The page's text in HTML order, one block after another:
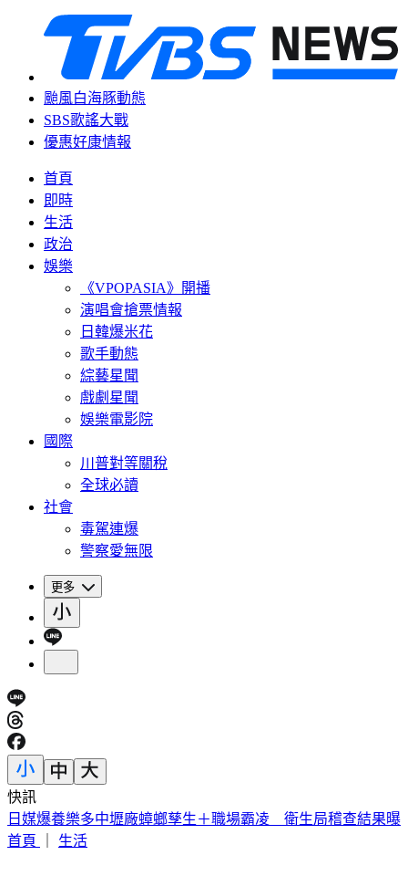
颱風白海豚動態
SBS歌謠大戰
優惠好康情報
首頁
即時
生活
政治
娛樂
《VPOPASIA》開播
演唱會搶票情報
日韓爆米花
歌手動態
綜藝星聞
戲劇星聞
娛樂電影院
國際
川普對等關稅
全球必讀
社會
毒駕連爆
警察愛無限
更多
快訊
白海豚颱風沒登陸為何風雨狂灌北台？吳聖宇揭是關鍵
首頁
生活